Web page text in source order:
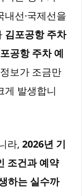
선·국제선을
김포공항 주차
공항 주차 예
보가 조금만
게 발생합니
라, 2026년 기
조건과 예약
하는 실수까